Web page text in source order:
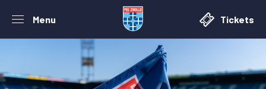
Menu Tickets